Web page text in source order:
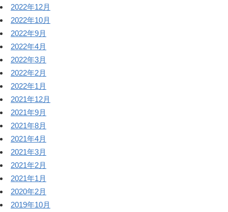
2022年12月
2022年10月
2022年9月
2022年4月
2022年3月
2022年2月
2022年1月
2021年12月
2021年9月
2021年8月
2021年4月
2021年3月
2021年2月
2021年1月
2020年2月
2019年10月